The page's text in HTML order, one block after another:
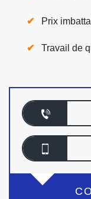
Prix
Travail de